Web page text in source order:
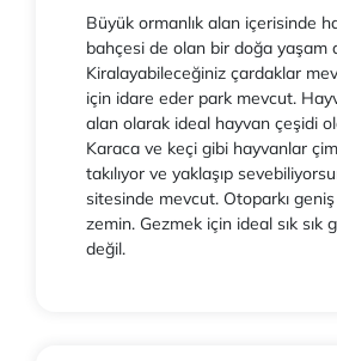
Büyük ormanlık alan içerisinde
bahçesi de olan bir doğa yaşam
Kiralayabileceğiniz çardaklar
için idare eder park mevcut.
alan olarak ideal hayvan çeşidi
Karaca ve keçi gibi hayvanlar
takılıyor ve yaklaşıp
sitesinde mevcut. Otoparkı geniş
zemin. Gezmek için ideal sık sık
değil.